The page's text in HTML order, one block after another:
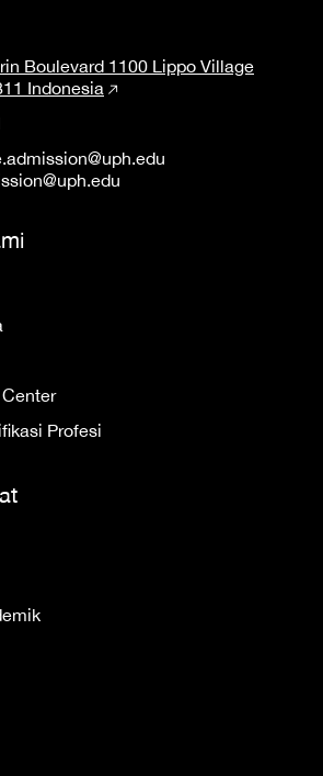
Boulevard 1100 Lippo Village
Indonesia
Profesi